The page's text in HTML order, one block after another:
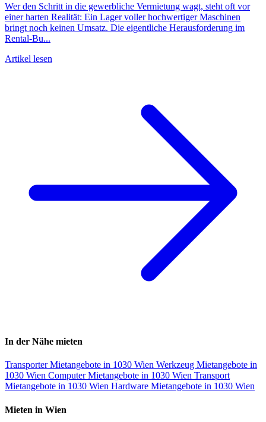
Wer den Schritt in die gewerbliche Vermietung wagt, steht oft vor
einer harten Realität: Ein Lager voller hochwertiger Maschinen
bringt noch keinen Umsatz. Die eigentliche Herausforderung im
Rental-Bu...
Artikel lesen
In der Nähe mieten
Transporter Mietangebote in 1030 Wien Werkzeug Mietangebote in
1030 Wien Computer Mietangebote in 1030 Wien Transport
Mietangebote in 1030 Wien Hardware Mietangebote in 1030 Wien
Mieten in Wien